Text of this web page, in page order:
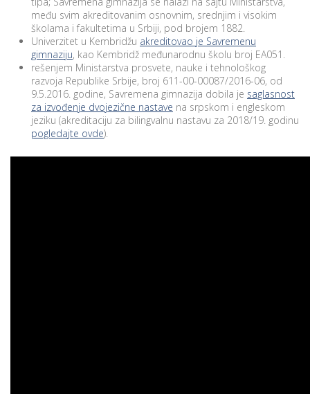
među svim akreditovanim osnovnim, srednjim i visokim
školama i fakultetima u Srbiji, pod brojem 1882.
Univerzitet u Kembridžu akreditovao je Savremenu
gimnaziju, kao Kembridž međunarodnu školu broj EA051.
rešenjem Ministarstva prosvete, nauke i tehnološkog
razvoja Republike Srbije, broj 611-00-00087/2016-06, od
9.5.2016. godine, Savremena gimnazija dobila je saglasnost
za izvođenje dvojezične nastave na srpskom i engleskom
jeziku (akreditaciju za bilingvalnu nastavu za 2018/19. godinu
pogledajte ovde).